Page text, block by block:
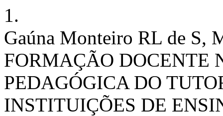
1.
Gaúna Monteiro RL de S,
FORMAÇÃO DOCENTE
PEDAGÓGICA DO
INSTITUIÇÕES DE